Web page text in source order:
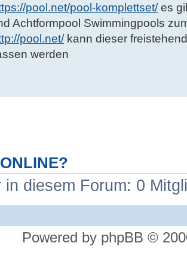
pool.net/pool-komplettset/es
Achtformpool Swimmingpools
pool.net/kann dieser
werden
in diesem Forum: 0
Powered by phpBB ©